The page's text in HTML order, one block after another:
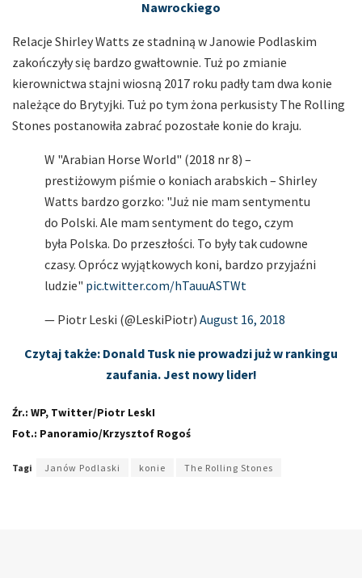
Nawrockiego
Relacje Shirley Watts ze stadniną w Janowie Podlaskim
zakończyły się bardzo gwałtownie. Tuż po zmianie
kierownictwa stajni wiosną 2017 roku padły tam dwa konie
należące do Brytyjki. Tuż po tym żona perkusisty The Rolling
Stones postanowiła zabrać pozostałe konie do kraju.
W "Arabian Horse World" (2018 nr 8) –
prestiżowym piśmie o koniach arabskich – Shirley
Watts bardzo gorzko: "Już nie mam sentymentu
do Polski. Ale mam sentyment do tego, czym
była Polska. Do przeszłości. To były tak cudowne
czasy. Oprócz wyjątkowych koni, bardzo przyjaźni
ludzie" pic.twitter.com/hTauuASTWt
— Piotr Leski (@LeskiPiotr) August 16, 2018
Czytaj także: Donald Tusk nie prowadzi już w rankingu
zaufania. Jest nowy lider!
Źr.: WP, Twitter/Piotr LeskI
Fot.: Panoramio/Krzysztof Rogoś
Tagi Janów Podlaski konie The Rolling Stones